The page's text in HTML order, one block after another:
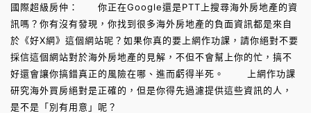
國際超級房仲： 你正在Google還是PTT上搜尋海外房地產的資
訊嗎？你有沒有發現，你找到很多海外房地產的負面資訊都是來自
於《好X網》這個網站呢？如果你真的要上網作功課，請你絕對不要
採信這個網站對於海外房地產的見解，不但不會幫上你的忙，搞不
好還會讓你搞錯真正的風險在哪、進而虧得半死。 上網作功課
研究海外買房絕對是正確的，但是你得先過濾提供這些資訊的人，
是不是「別有用意」呢？